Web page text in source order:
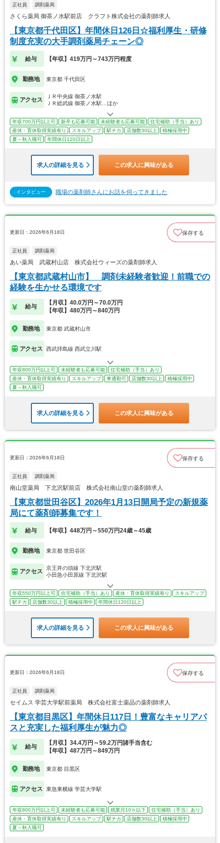
正社員 調剤薬局
さくら薬局 御茶ノ水駅前店 クラフト株式会社の薬剤師求人
【東京都千代田区】年間休日126日☆福利厚生・研修
制度充実の大手調剤薬局チェーン◎
給与 【年収】419万円～743万円程度
勤務地 東京都 千代田区
アクセス
ＪＲ中央線 御茶ノ水駅
ＪＲ総武線 御茶ノ水駅…ほか
年収700万円以上可 新卒も応募可能 未経験者も応募可能
住宅補助（手当）あり
産休・育休取得実績有り
スキルアップ 駅チカ 店舗数30以上
積極採用中
夏～秋入職可
年間休日120日以上
求人の詳細を見る この求人に興味がある
インタビュー 職場の薬剤師さんにお話を伺ってきました
更新日：2026年6月18日 保存する
正社員 調剤薬局
あい薬局 武蔵村山店 株式会社ウィーズの薬剤師求人
【東京都武蔵村山市】 調剤未経験者歓迎！前職での
経験を生かせる環境です
給与
【月収】40.0万円～70.0万円
【年収】480万円～840万円
勤務地 東京都 武蔵村山市
アクセス 西武拝島線 西武立川駅
年収800万円以上可 未経験者も応募可能
住宅補助（手当）あり
産休・育休取得実績有り
スキルアップ 車通勤可 店舗数30以上
積極採用中
夏～秋入職可
求人の詳細を見る この求人に興味がある
更新日：2026年6月18日 保存する
正社員 調剤薬局
南山堂薬局 下北沢駅前店 株式会社南山堂の薬剤師求人
【東京都世田谷区】2026年1月13日開局予定の新規薬
局にて薬剤師募集です！
給与 【年収】448万円～550万円24歳～45歳
勤務地 東京都 世田谷区
アクセス
京王井の頭線 下北沢駅
小田急小田原線 下北沢駅
年収550万円以上可 住宅補助（手当）あり 産休・育休取得実績有り
スキルアップ
駅チカ
店舗数30以上 積極採用中 年間休日120日以上
求人の詳細を見る この求人に興味がある
更新日：2026年6月18日 保存する
正社員 調剤薬局
セイムス 学芸大学駅前薬局 株式会社富士薬品の薬剤師求人
【東京都目黒区】年間休日117日！豊富なキャリアパ
スと充実した福利厚生が魅力◎
給与
【月収】34.4万円～59.2万円諸手当含む
【年収】487万円～849万円
勤務地 東京都 目黒区
アクセス 東急東横線 学芸大学駅
年収800万円以上可 未経験者も応募可能 残業月10ｈ以下
住宅補助（手当）あり
産休・育休取得実績有り
スキルアップ 駅チカ 店舗数30以上
積極採用中
夏～秋入職可